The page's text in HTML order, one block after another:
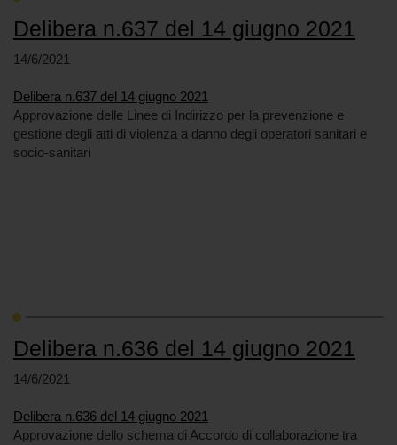
Delibera n.637 del 14 giugno 2021
14/6/2021
Delibera n.637 del 14 giugno 2021
Approvazione delle Linee di Indirizzo per la prevenzione e
gestione degli atti di violenza a danno degli operatori sanitari e
socio-sanitari
Delibera n.636 del 14 giugno 2021
14/6/2021
Delibera n.636 del 14 giugno 2021
Approvazione dello schema di Accordo di collaborazione tra